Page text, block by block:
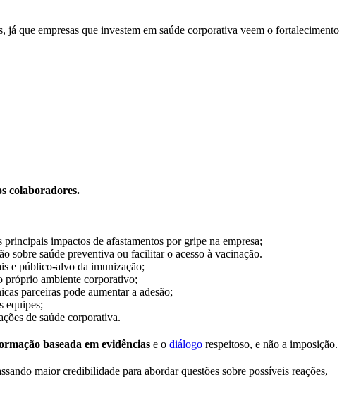
que empresas que investem em saúde corporativa veem o fortalecimento
colaboradores.
impactos de afastamentos por gripe na empresa;
sobre saúde preventiva ou facilitar o acesso à vacinação.
e público-alvo da imunização;
próprio ambiente corporativo;
parceiras pode aumentar a adesão;
equipes;
de saúde corporativa.
baseada em evidências e o diálogo respeitoso, e não a imposição.
maior credibilidade para abordar questões sobre possíveis reações,